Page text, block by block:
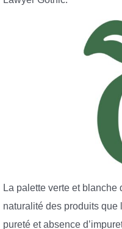
La palette verte et
naturalité des produits
pureté et absence